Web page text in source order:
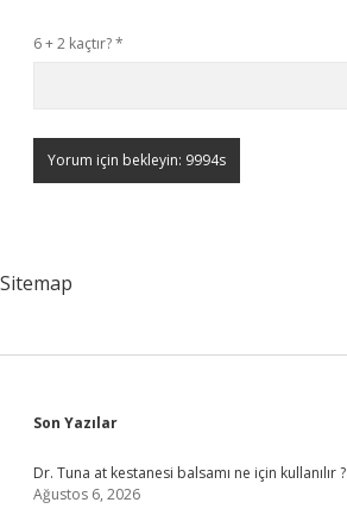
6 + 2 kaçtır?*
Sitemap
Sidebar
Son Yazılar
Dr. Tuna at kestanesi balsamı ne için kullanılır ?
Ağustos 6, 2026